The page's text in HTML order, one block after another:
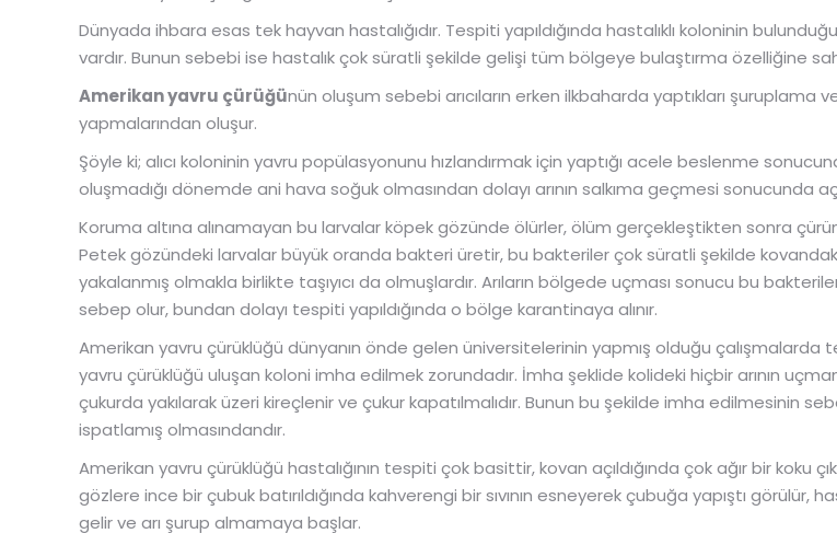
Dünyada ihbara esas tek hayvan hastalığıdır. Tespiti yapıldığında hastalıklı koloninin
vardır. Bunun sebebi ise hastalık çok süratli şekilde gelişi tüm bölgeye bulaştırma özelliğine
Amerikan yavru çürüğünün oluşum sebebi arıcıların erken ilkbaharda yaptıkları şuruplama
yapmalarından oluşur.
Şöyle ki; alıcı koloninin yavru popülasyonunu hızlandırmak için yaptığı acele beslenme
oluşmadığı dönemde ani hava soğuk olmasından dolayı arının salkıma geçmesi sonucunda
Koruma altına alınamayan bu larvalar köpek gözünde ölürler, ölüm gerçekleştikten sonra
Petek gözündeki larvalar büyük oranda bakteri üretir, bu bakteriler çok süratli şekilde kovandaki
yakalanmış olmakla birlikte taşıyıcı da olmuşlardır. Arıların bölgede uçması sonucu bu
sebep olur, bundan dolayı tespiti yapıldığında o bölge karantinaya alınır.
Amerikan yavru çürüklüğü dünyanın önde gelen üniversitelerinin yapmış olduğu
yavru çürüklüğü uluşan koloni imha edilmek zorundadır. İmha şeklide kolideki hiçbir arının
çukurda yakılarak üzeri kireçlenir ve çukur kapatılmalıdır. Bunun bu şekilde imha edilmesinin
ispatlamış olmasındandır.
Amerikan yavru çürüklüğü hastalığının tespiti çok basittir, kovan açıldığında çok ağır bir koku
gözlere ince bir çubuk batırıldığında kahverengi bir sıvının esneyerek çubuğa yapıştı
gelir ve arı şurup almamaya başlar.